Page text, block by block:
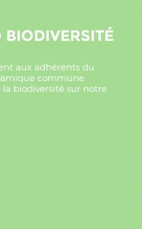
aux adhérents du
commune
biodiversité sur notre